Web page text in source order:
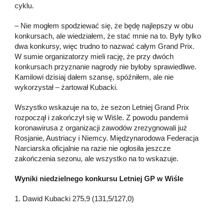
cyklu.
– Nie mogłem spodziewać się, że będę najlepszy w obu
konkursach, ale wiedziałem, że stać mnie na to. Były tylko
dwa konkursy, więc trudno to nazwać całym Grand Prix.
W sumie organizatorzy mieli rację, że przy dwóch
konkursach przyznanie nagrody nie byłoby sprawiedliwe.
Kamilowi dzisiaj dałem szansę, spóźniłem, ale nie
wykorzystał – żartował Kubacki.
Wszystko wskazuje na to, że sezon Letniej Grand Prix
rozpoczął i zakończył się w Wiśle. Z powodu pandemii
koronawirusa z organizacji zawodów zrezygnowali już
Rosjanie, Austriacy i Niemcy. Międzynarodowa Federacja
Narciarska oficjalnie na razie nie ogłosiła jeszcze
zakończenia sezonu, ale wszystko na to wskazuje.
Wyniki niedzielnego konkursu Letniej GP w Wiśle
1. Dawid Kubacki 275,9 (131,5/127,0)